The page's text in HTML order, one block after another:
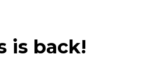
is back!